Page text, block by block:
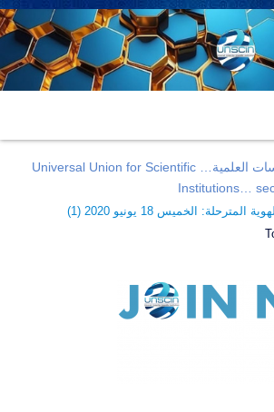
الاتحاد العالمي للمؤسسات العلمية… Universal Union for Scientific
Institutions…
الخميس 18 يونيو 2020 ( 1
)